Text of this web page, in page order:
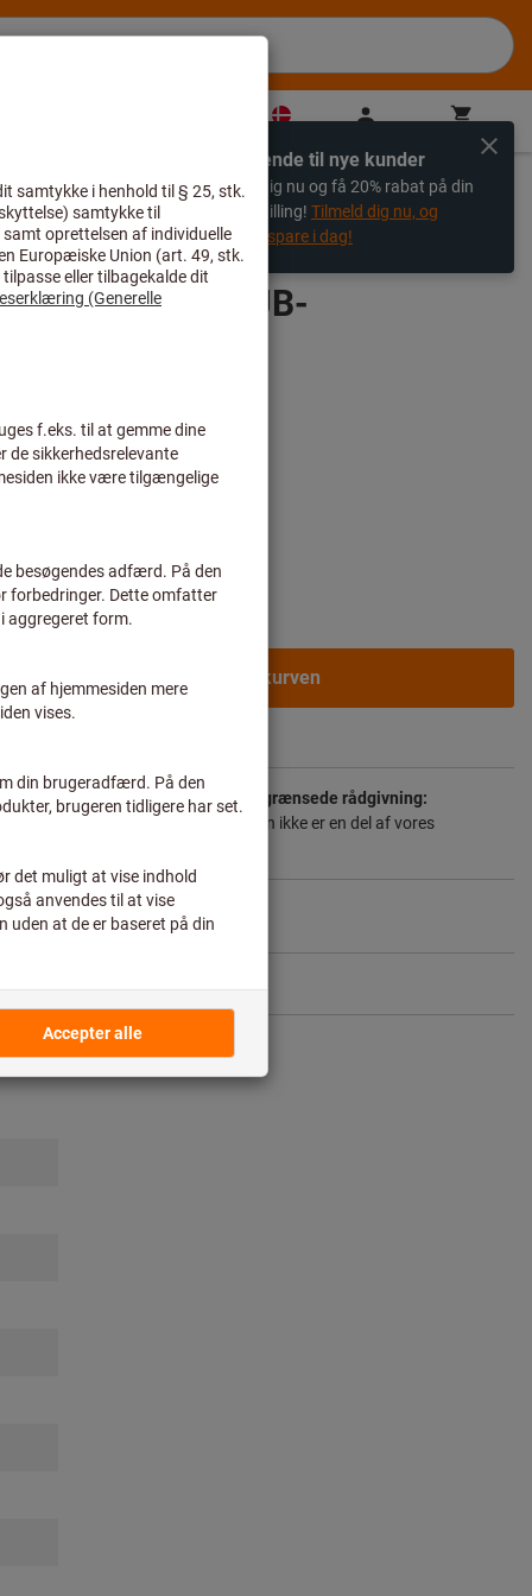
% Udelukkende til nye kunder
Registrer dig nu og få 20% rabat på din
første bestilling! Tilmeld dig nu, og
begynd at spare i dag!
Quatron KUB-
efterlogin.
I varekurven
forlængede leveringstid og den begrænsede rådgivning:
til dig direkte fra producenten, da den ikke er en del af vores
Del artikel